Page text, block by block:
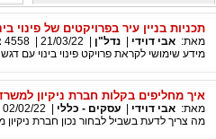
תכניות בניין עיר בפרויקטים של פינוי
מאת: אבי דוידי נדל"ן 21/03/22
4558
מידע שימושי לקראת פרויקט פינוי בינוי עם דגש
איך מחליפים בקלות חברת ניקיון
מאת: אבי דוידי עסקים - כללי 02/02/22
מה צריך לדעת בשביל לבחור נכון חברת